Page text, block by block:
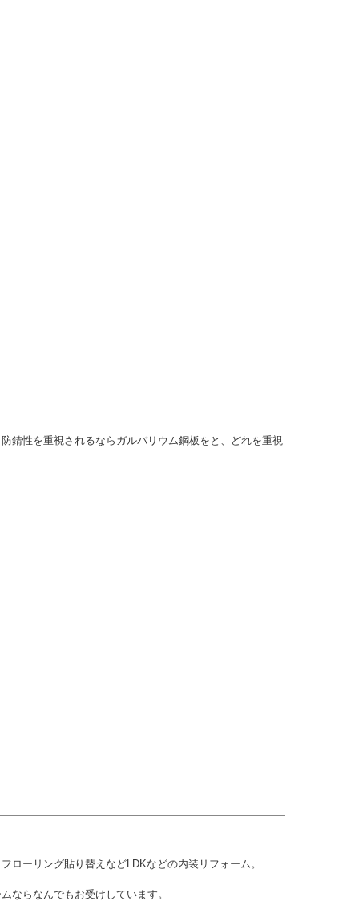
錆性を重視されるならガルバリウム鋼板をと、どれを重視
ーリング貼り替えなどLDKなどの内装リフォーム。
ならなんでもお受けしています。